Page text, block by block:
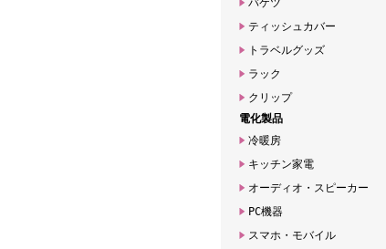
バケツ
ティッシュカバー
トラベルグッズ
ラック
クリップ
電化製品
冷暖房
キッチン家電
オーディオ・スピーカー
PC機器
スマホ・モバイル